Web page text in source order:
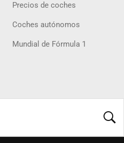
Precios de coches
Coches autónomos
Mundial de Fórmula 1